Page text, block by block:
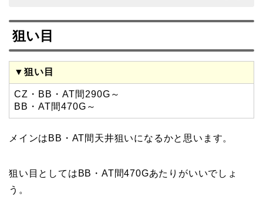
狙い目
▼狙い目
CZ・BB・AT間290G～
BB・AT間470G～
メインはBB・AT間天井狙いになるかと思います。
狙い目としてはBB・AT間470Gあたりがいいでしょ
う。